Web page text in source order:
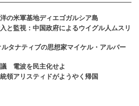
の米軍基地ディエゴガルシア島
と監視：中国政府によるウイグル人ムスリ
ルタナティブの思想家マイケル・アルバー
電波を民主化せよ
領アリスティドがようやく帰国